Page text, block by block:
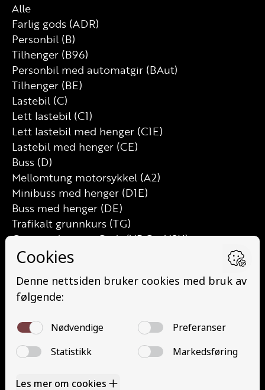
Alle
Farlig gods (ADR)
Personbil (B)
Tilhenger (B96)
Personbil med automatgir (BAut)
Tilhenger (BE)
Lastebil (C)
Lett lastebil (C1)
Lett lastebil med henger (C1E)
Lastebil med henger (CE)
Buss (D)
Mellomtung motorsykkel (A2)
Minibuss med henger (D1E)
Buss med henger (DE)
Trafikalt grunnkurs (TG)
Grunnutdanning Gods (YDG – YSK)
Grunnutdanning Person (YDP – YSK)
YSK Gods etterutdanning (EYDG)
Nettbasert teorikurs (Teorikurs)
Løfteredskap G11 (Løfteredskap G11)
Lastebilkran (G8) (Lastebilkran (G8))
Motorsykkel (A)